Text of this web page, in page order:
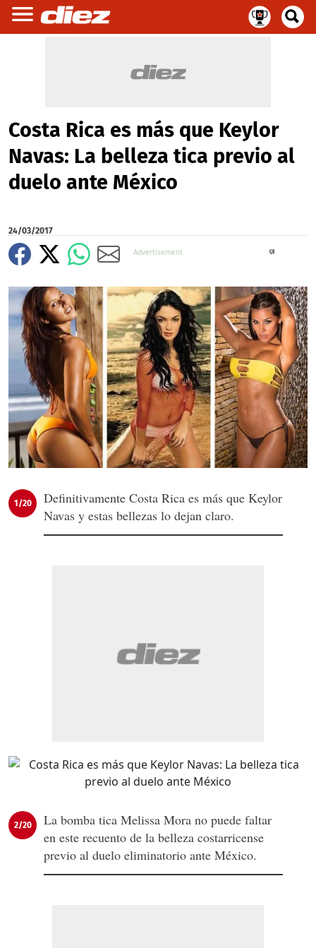
Costa Rica es más que Keylor
Navas: La belleza tica previo al
duelo ante México
24/03/2017
1/20
Definitivamente Costa Rica es más que Keylor
Navas y estas bellezas lo dejan claro.
2/20
La bomba tica Melissa Mora no puede faltar
en este recuento de la belleza costarricense
previo al duelo eliminatorio ante México.
X